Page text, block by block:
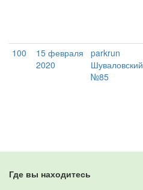
100
15 февраля
2020
parkrun
№85
Где вы находитесь